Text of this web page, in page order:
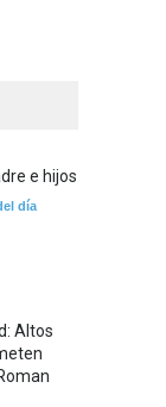
e hijos
día
Altos